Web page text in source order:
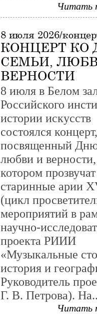
Читать
8 июля 2026/
КОНЦЕРТ КО
СЕМЬИ,
ВЕРНОСТИ
8 июля в Белом
Российского
истории искусств
состоялся концерт,
посвященный
любви и
котором прозвучат
старинные арии
(цикл
мероприятий в
научно-
проекта РИИИ
«Музыкальные
история и
Руководитель
Г. В. Петрова).
Читать